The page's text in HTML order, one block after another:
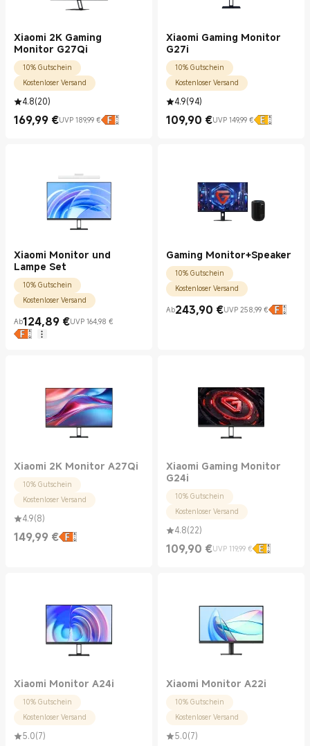
Xiaomi 2K Gaming
Monitor G27Qi
10% Gutschein
Kostenloser Versand
4.8(20)
169,99 €
Current Price €169.99
UVP 189,99 €
UVP 189,99 €
Xiaomi Gaming Monitor
G27i
10% Gutschein
Kostenloser Versand
4.9(94)
109,90 €
Current Price €109.90
UVP 149,99 €
UVP 149,99 €
Xiaomi Monitor und
Lampe Set
10% Gutschein
Kostenloser Versand
Ab124,89 €
Current Price €124.89
UVP 164,98 €
UVP 164,98 €
Gaming Monitor+Speaker
10% Gutschein
Kostenloser Versand
Ab243,90 €
Current Price €243.90UVP 258,99 €
UVP 258,99 €
Xiaomi 2K Monitor A27Qi
10% Gutschein
Kostenloser Versand
4.9(8)
149,99 €
Current Price €149.99
Xiaomi Gaming Monitor
G24i
10% Gutschein
Kostenloser Versand
4.8(22)
109,90 €
Current Price €109.90
UVP 119,99 €
UVP 119,99 €
Xiaomi Monitor A24i
10% Gutschein
Kostenloser Versand
5.0(7)
Xiaomi Monitor A22i
10% Gutschein
Kostenloser Versand
5.0(7)